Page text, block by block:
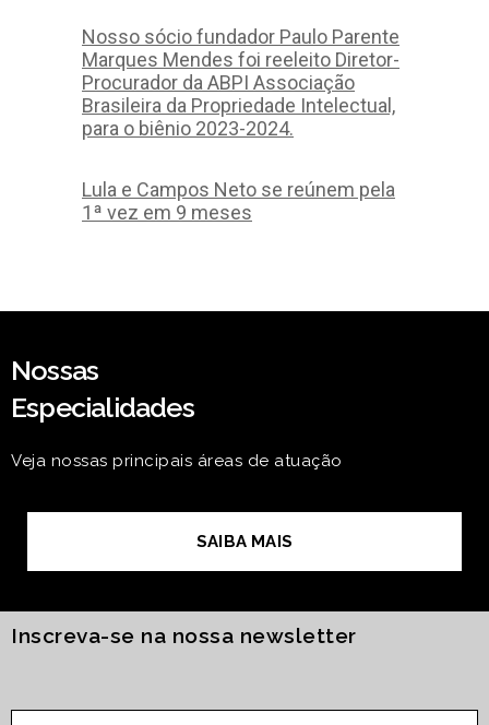
Nosso sócio fundador Paulo Parente
Marques Mendes foi reeleito Diretor-
Procurador da ABPI Associação
Brasileira da Propriedade Intelectual,
para o biênio 2023-2024.
Lula e Campos Neto se reúnem pela
1ª vez em 9 meses
Nossas
Especialidades
Veja nossas principais áreas de atuação
SAIBA MAIS
Inscreva-se na nossa newsletter